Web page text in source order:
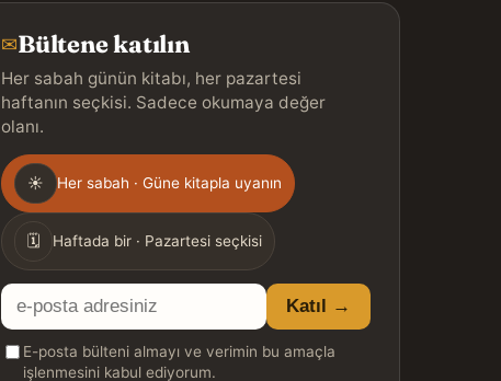
✉Bültene katılın
Her sabah günün kitabı, her pazartesi
haftanın seçkisi. Sadece okumaya değer
olanı.
Gönderim
sıklığı
☀ Her sabah · Güne kitapla uyanın
🗓 Haftada bir · Pazartesi seçkisi
E-
posta
adresiniz
Katıl →
E-posta bülteni almayı ve verimin bu amaçla
işlenmesini kabul ediyorum.